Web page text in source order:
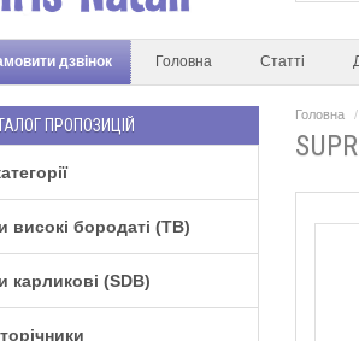
дзвінок Головна Статті
ПРОПОЗИЦІЙ
високі бородаті (TB)
карликові (SDB)
Головна